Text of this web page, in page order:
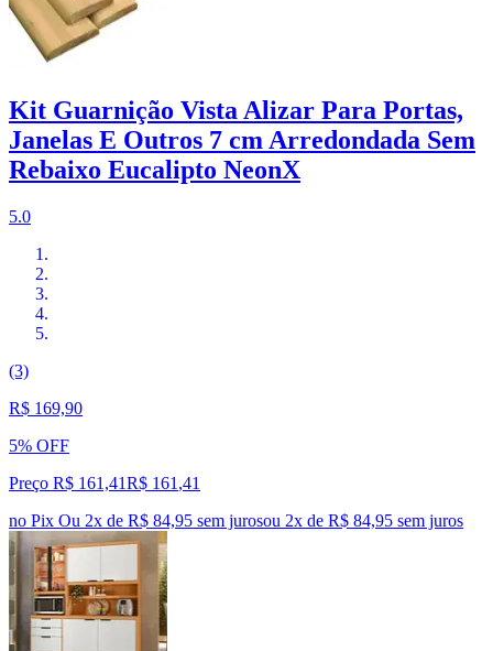
Kit Guarnição Vista Alizar Para Portas,
Janelas E Outros 7 cm Arredondada Sem
Rebaixo Eucalipto NeonX
5.0
(3)
R$ 169,90
5% OFF
Preço R$ 161,41R$ 161 ,41
no Pix Ou 2x de R$ 84,95 sem jurosou 2x de R$ 84,95 sem juros